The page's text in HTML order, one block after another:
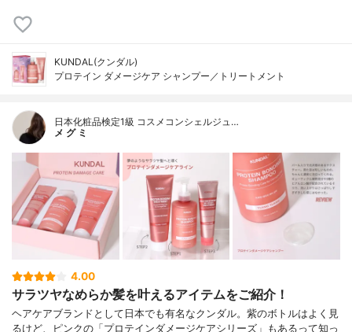
KUNDAL(クンダル)
プロテイン ダメージケア シャンプー／トリートメント
日本化粧品検定1級 コスメコンシェルジュ…
メ グ ミ
4.00
サラツヤなめらか髪を叶えるアイテムをご紹介！
ヘアケアブランドとして日本でも有名なクンダル。紫のボトルはよく見
るけど、ピンクの「プロテインダメージケアシリーズ」もあるって知っ